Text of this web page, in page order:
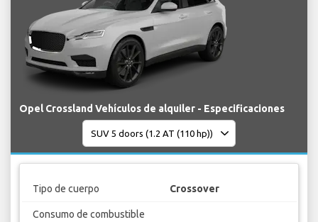
Opel Crossland Vehículos de alquiler - Especificaciones
Tipo de cuerpo Crossover
Consumo de combustible